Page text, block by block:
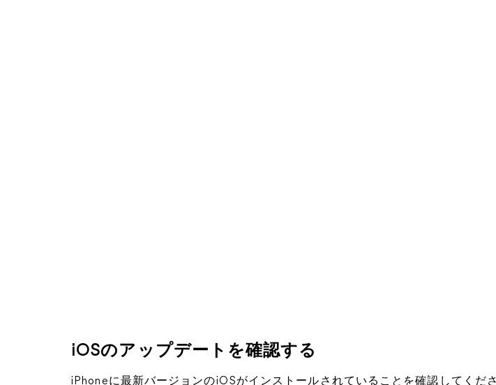
iOSのアップデートを確認する
iPhoneに最新バージョンのiOSがインストールされていることを確認してくだ